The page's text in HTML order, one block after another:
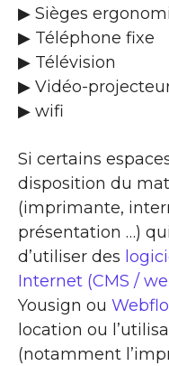
▶ Sièges
▶ Téléphone fixe
▶ Télévision
▶ Vidéo-
▶ wifi
Si certains
disposition du
(imprimante,
présentation …)
d’utiliser des
Internet (CMS /
Yousign ou
location ou
(notamment